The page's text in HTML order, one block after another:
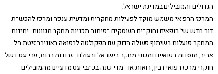
הגדולים והמובילים במדינת ישראל.
המרכז הרפואי משמש מוקד לפעילות מחקרית ומדעית ענפה ומרכז להכשרת
דור חדש של רופאים וחוקרים העוסקים בפיתוח תכניות מחקר מגוונות. יחידות
המחקר פועלות בשיתוף פעולה הדוק עם הפקולטה לרפואה באוניברסיטת תל
אביב, מוסדות רפואיים ומכוני מחקר בישראל ובעולם. עבודות רבות, פרי עטם של
חוקרי מרכז רפואי רבין, רואות אור מדי שנה בכתבי עט מדעיים מהמובילים